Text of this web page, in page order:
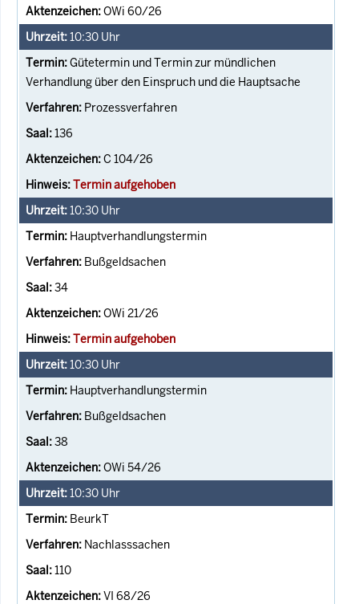
OWi 60/26
10:30 Uhr
Gütetermin und Termin zur mündlichen
Verhandlung über den Einspruch und die Hauptsache
Prozessverfahren
136
C 104/26
Termin aufgehoben
10:30 Uhr
Hauptverhandlungstermin
Bußgeldsachen
34
OWi 21/26
Termin aufgehoben
10:30 Uhr
Hauptverhandlungstermin
Bußgeldsachen
38
OWi 54/26
10:30 Uhr
BeurkT
Nachlasssachen
110
VI 68/26